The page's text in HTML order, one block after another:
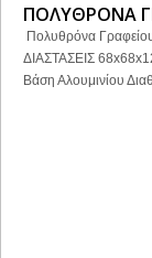
ΠΟΛΥΘΡΟΝΑ
Πολυθρόνα
ΔΙΑΣΤΑΣΕΙΣ
Βάση Αλουμινίου